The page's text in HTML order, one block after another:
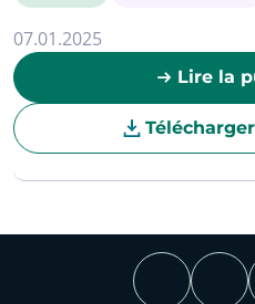
07.01.2025
Lire la